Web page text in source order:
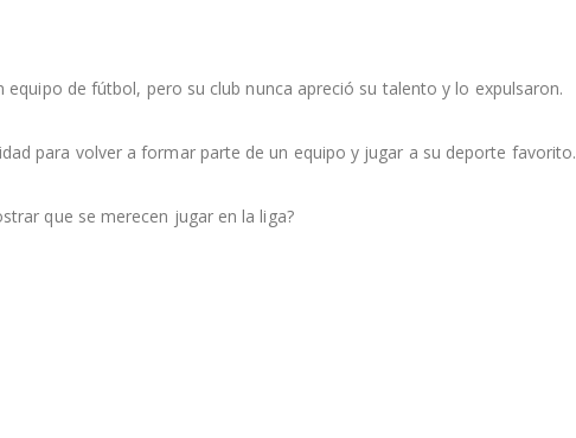
de fútbol, pero su club nunca apreció su talento y lo expulsaron.
para volver a formar parte de un equipo y jugar a su deporte favorito.
que se merecen jugar en la liga?